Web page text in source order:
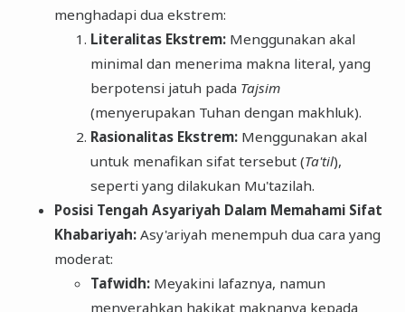
menghadapi dua ekstrem:
Literalitas Ekstrem:Menggunakan akal
minimal dan menerima makna literal, yang
berpotensi jatuh pada Tajsim
(menyerupakan Tuhan dengan makhluk).
Rasionalitas Ekstrem:Menggunakan akal
untuk menafikan sifat tersebut (Ta'til),
seperti yang dilakukan Mu'tazilah.
Posisi Tengah Asyariyah Dalam Memahami Sifat
Khabariyah:Asy'ariyah menempuh dua cara yang
moderat:
Tafwidh:Meyakini lafaznya, namun
menyerahkan hakikat maknanya kepada